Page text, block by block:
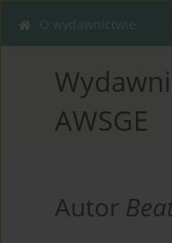
O wydawnictwie
AWSGE
Autor